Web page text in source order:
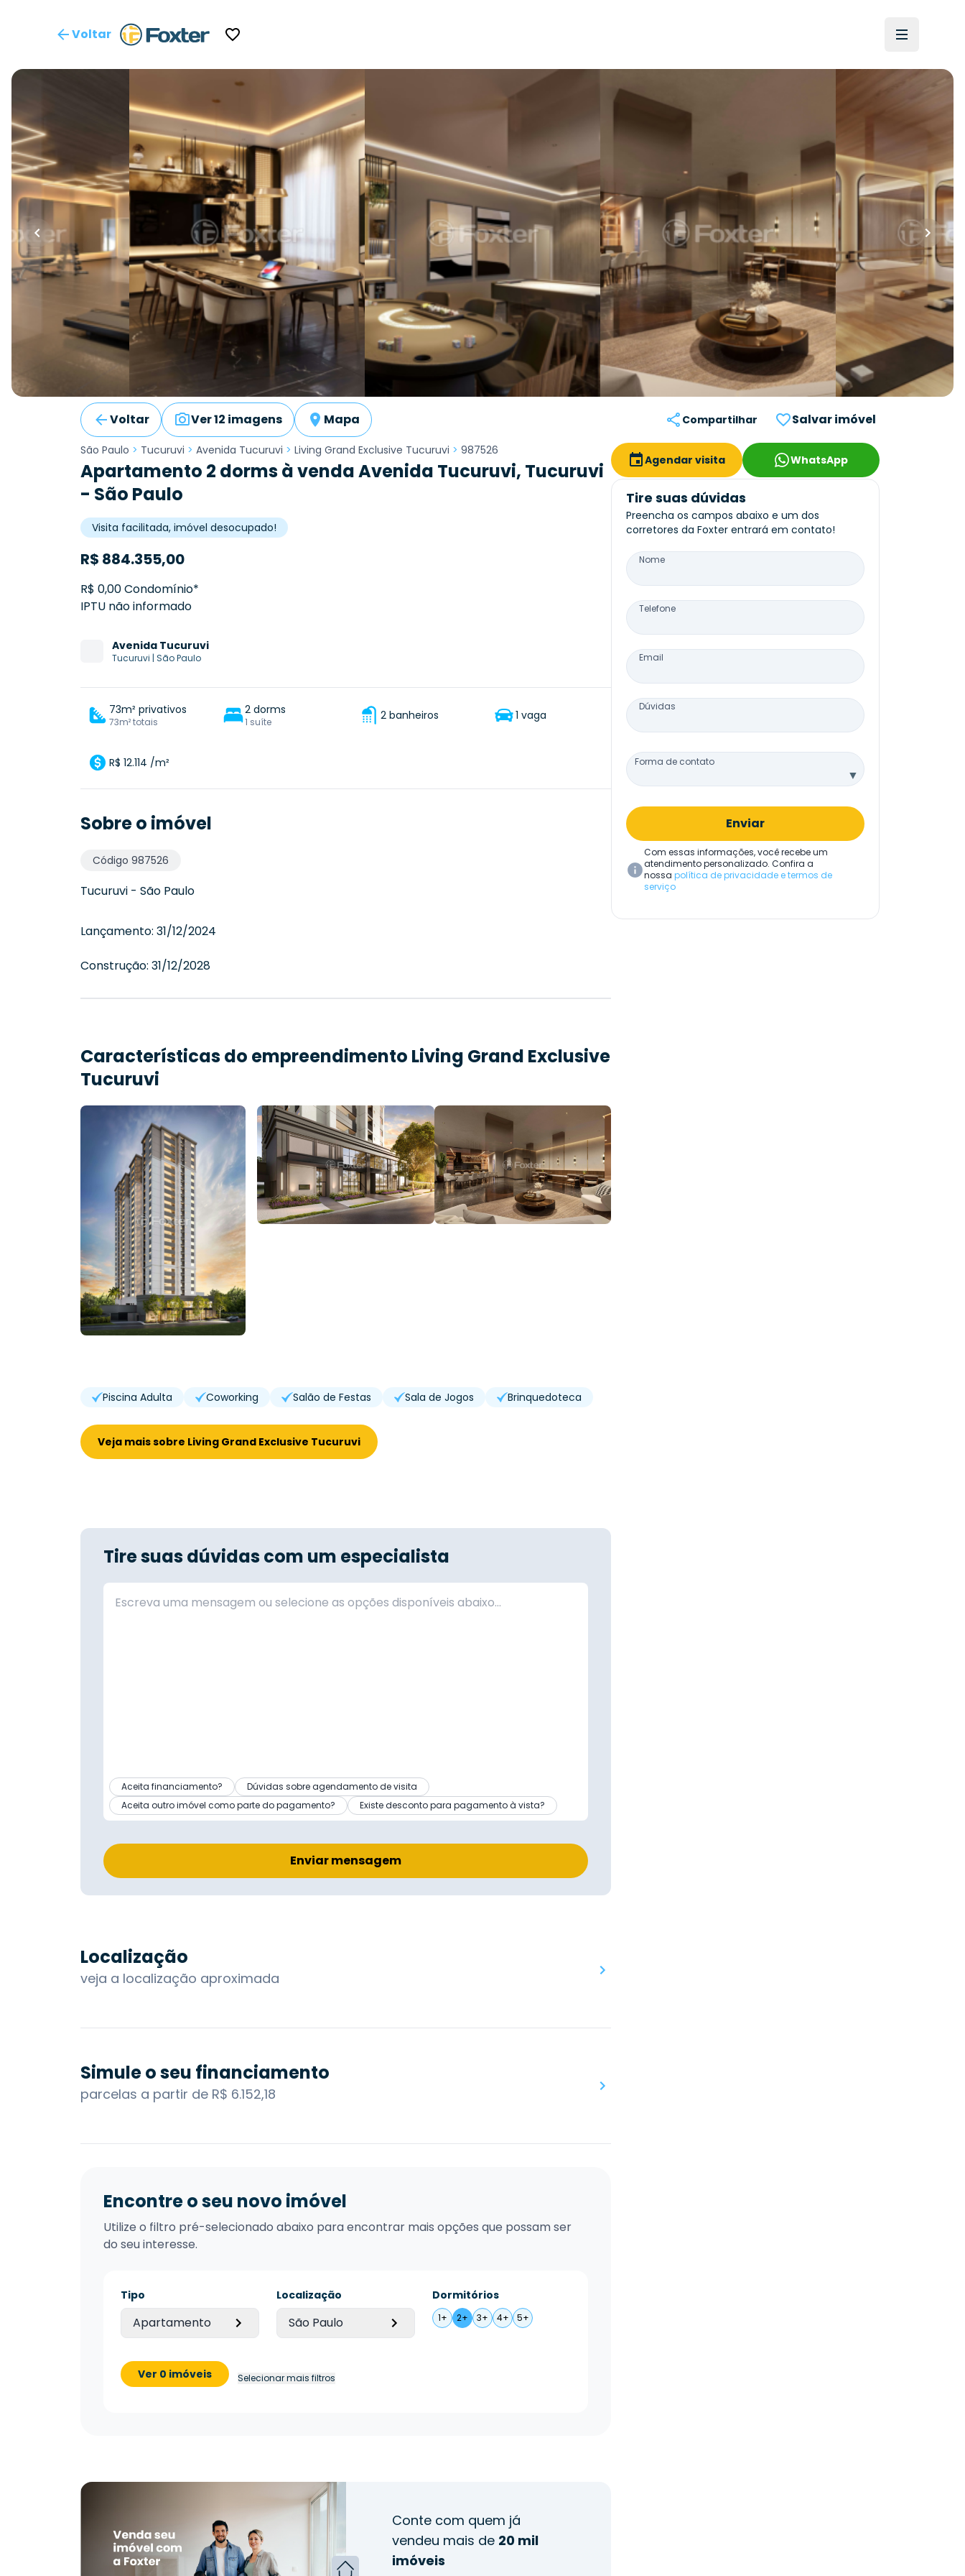
Voltar
Voltar Ver 12 imagens Mapa Compartilhar Salvar imóvel
São Paulo > Tucuruvi > Avenida Tucuruvi > Living Grand Exclusive Tucuruvi > 987526
Apartamento 2 dorms à venda Avenida Tucuruvi, Tucuruvi
- São Paulo
Visita facilitada, imóvel desocupado!
R$ 884.355,00
R$ 0,00 Condomínio*
IPTU não informado
Avenida Tucuruvi
Tucuruvi | São Paulo
73m² privativos
73m² totais
2 dorms
1 suíte 2 banheiros 1 vaga
R$ 12.114 /m²
Sobre o imóvel
Código 987526
Tucuruvi - São Paulo
Lançamento: 31/12/2024
Construção: 31/12/2028
Características do empreendimento Living Grand Exclusive
Tucuruvi
Piscina Adulta Coworking Salão de Festas Sala de Jogos Brinquedoteca
Veja mais sobre Living Grand Exclusive Tucuruvi
Tire suas dúvidas com um especialista
Aceita financiamento?
Dúvidas sobre agendamento de visita
Aceita outro imóvel como parte do pagamento?
Existe desconto para pagamento à vista?
Enviar mensagem
Localização
veja a localização aproximada
Simule o seu financiamento
parcelas a partir de R$ 6.152,18
Encontre o seu novo imóvel
Utilize o filtro pré-selecionado abaixo para encontrar mais opções que possam ser
do seu interesse.
Tipo
Apartamento
Localização
São Paulo
Dormitórios
1+ 2+ 3+ 4+ 5+
Ver 0 imóveis Selecionar mais filtros
Conte com quem já
vendeu mais de 20 mil
imóveis
Agendar visita WhatsApp
Tire suas dúvidas
Preencha os campos abaixo e um dos
corretores da Foxter entrará em contato!
Nome
Telefone
Email
Dúvidas
Forma de contato
▼
Enviar
Com essas informações, você recebe um
atendimento personalizado. Confira a
nossa política de privacidade e termos de
serviço